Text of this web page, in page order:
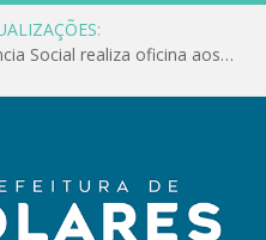
Conselho Municipal de Assistência Social realiza oficina aos servidores